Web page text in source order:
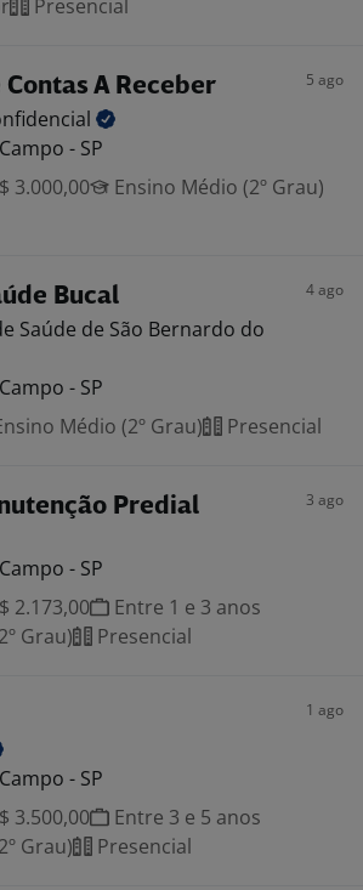
Presencial
A Receber 5 ago
- SP
3.000,00
Ensino Médio (2º Grau)
Bucal 4 ago
Saúde de São Bernardo do
- SP
Médio (2º Grau) Presencial
Predial 3 ago
- SP
2.173,00
Entre 1 e 3 anos
Grau)
Presencial
1 ago
- SP
3.500,00
Entre 3 e 5 anos
Grau)
Presencial